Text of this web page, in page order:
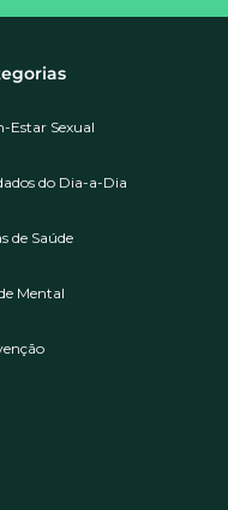
Estar Sexual
do Dia-a-Dia
de Saúde
Mental